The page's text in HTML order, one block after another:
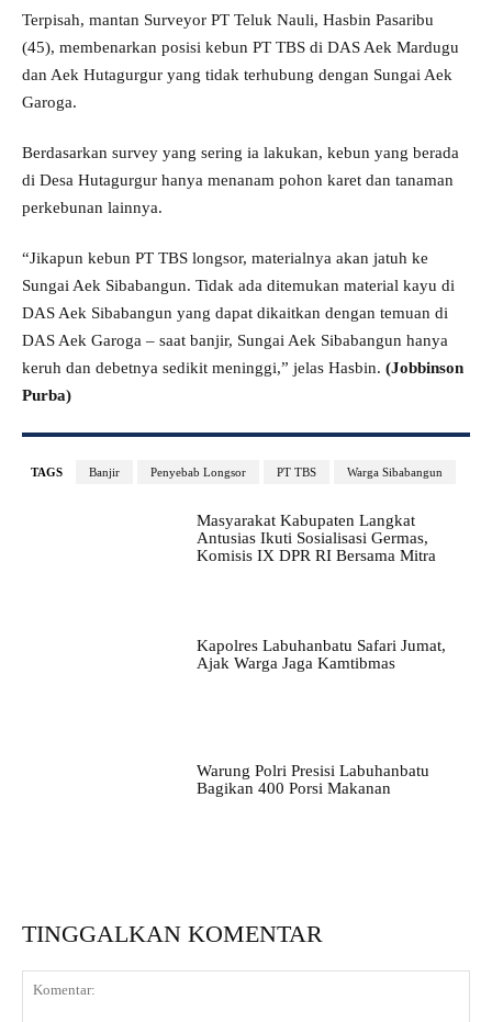
Terpisah, mantan Surveyor PT Teluk Nauli, Hasbin Pasaribu
(45), membenarkan posisi kebun PT TBS di DAS Aek Mardugu
dan Aek Hutagurgur yang tidak terhubung dengan Sungai Aek
Garoga.
Berdasarkan survey yang sering ia lakukan, kebun yang berada
di Desa Hutagurgur hanya menanam pohon karet dan tanaman
perkebunan lainnya.
“Jikapun kebun PT TBS longsor, materialnya akan jatuh ke
Sungai Aek Sibabangun. Tidak ada ditemukan material kayu di
DAS Aek Sibabangun yang dapat dikaitkan dengan temuan di
DAS Aek Garoga – saat banjir, Sungai Aek Sibabangun hanya
keruh dan debetnya sedikit meninggi,” jelas Hasbin. (Jobbinson
Purba)
TAGS Banjir Penyebab Longsor PT TBS Warga Sibabangun
Masyarakat Kabupaten Langkat
Antusias Ikuti Sosialisasi Germas,
Komisis IX DPR RI Bersama Mitra
Kapolres Labuhanbatu Safari Jumat,
Ajak Warga Jaga Kamtibmas
Warung Polri Presisi Labuhanbatu
Bagikan 400 Porsi Makanan
TINGGALKAN KOMENTAR